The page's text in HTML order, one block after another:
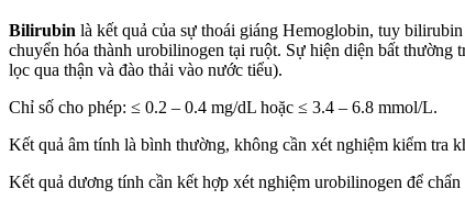
Bilirubin là kết quả của sự thoái giáng Hemoglobin, tuy
chuyển hóa thành urobilinogen tại ruột. Sự hiện diện bất
lọc qua thận và đào thải vào nước tiểu).
Chỉ số cho phép: ≤ 0.2 – 0.4 mg/dL hoặc ≤ 3.4 – 6.8 mmol/L.
Kết quả âm tính là bình thường, không cần xét nghiệm kiểm tra
Kết quả dương tính cần kết hợp xét nghiệm urobilinogen để